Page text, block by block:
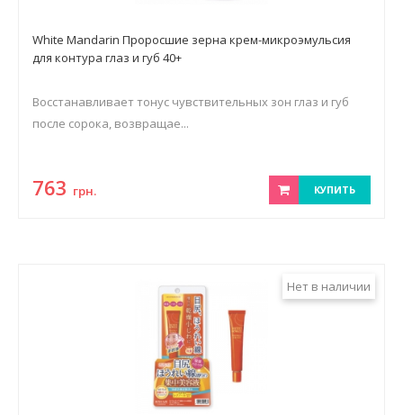
White Mandarin Проросшие зерна крем-микроэмульсия
для контура глаз и губ 40+
Восстанавливает тонус чувствительных зон глаз и губ
после сорока, возвращае...
763 грн. КУПИТЬ
Нет в наличии